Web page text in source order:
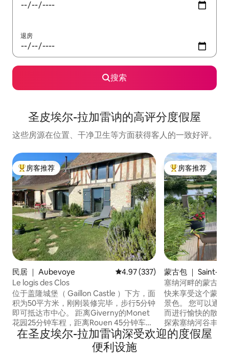
退房
搜索
圣皮埃尔-拉加雷讷的高评分度假屋
这些房源在位置、干净卫生等方面获得客人的一致好评。
热门「房客推荐」
房客推荐
民居 ｜ Aubevoye 平均评分 4.97 分（满分 5 分），
4.97 (337)
Le logis des Clos
位于盖隆城堡（ Gaillon Castle ）下方，面
积为50平方米，刚刚装修完毕，步行5分钟
即可抵达市中心。 距离Giverny的Monet
花园25分钟车程，距离Rouen 45分钟车
程，距离巴黎1小时车程，非常安静，位于
风景优美的花园中间，可欣赏到城堡的古
热门「房客推荐」
房客推荐
蒙古包 ｜ Saint-
renne
塞纳河畔的蒙古包
快来享受这个蒙古
景色。 您可以通过花园进入牵引小径，从
而进行愉快的散步。 自然爱好者，您
探索塞纳河谷丰富的动
Giverny及其著名
16公里，距离
在圣皮埃尔-拉加雷讷深受欢迎的度假屋
便利设施